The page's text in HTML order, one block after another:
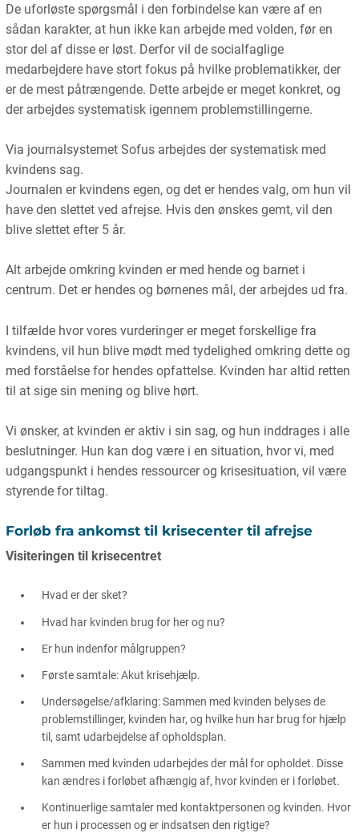
De uforløste spørgsmål i den forbindelse kan være af en
sådan karakter, at hun ikke kan arbejde med volden, før en
stor del af disse er løst. Derfor vil de socialfaglige
medarbejdere have stort fokus på hvilke problematikker, der
er de mest påtrængende. Dette arbejde er meget konkret, og
der arbejdes systematisk igennem problemstillingerne.
Via journalsystemet Sofus arbejdes der systematisk med
kvindens sag.
Journalen er kvindens egen, og det er hendes valg, om hun vil
have den slettet ved afrejse. Hvis den ønskes gemt, vil den
blive slettet efter 5 år.
Alt arbejde omkring kvinden er med hende og barnet i
centrum. Det er hendes og børnenes mål, der arbejdes ud fra.
I tilfælde hvor vores vurderinger er meget forskellige fra
kvindens, vil hun blive mødt med tydelighed omkring dette og
med forståelse for hendes opfattelse. Kvinden har altid retten
til at sige sin mening og blive hørt.
Vi ønsker, at kvinden er aktiv i sin sag, og hun inddrages i alle
beslutninger. Hun kan dog være i en situation, hvor vi, med
udgangspunkt i hendes ressourcer og krisesituation, vil være
styrende for tiltag.
Forløb fra ankomst til krisecenter til afrejse
Visiteringen til krisecentret
Hvad er der sket?
Hvad har kvinden brug for her og nu?
Er hun indenfor målgruppen?
Første samtale: Akut krisehjælp.
Undersøgelse/afklaring: Sammen med kvinden belyses de
problemstillinger, kvinden har, og hvilke hun har brug for hjælp
til, samt udarbejdelse af opholdsplan.
Sammen med kvinden udarbejdes der mål for opholdet. Disse
kan ændres i forløbet afhængig af, hvor kvinden er i forløbet.
Kontinuerlige samtaler med kontaktpersonen og kvinden. Hvor
er hun i processen og er indsatsen den rigtige?